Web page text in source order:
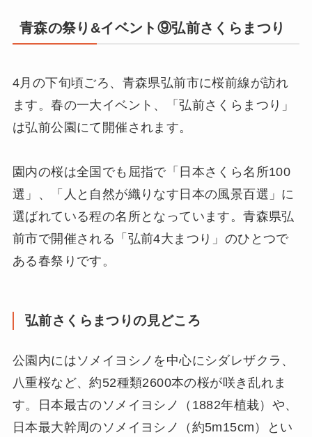
青森の祭り&イベント⑨弘前さくらまつり
4月の下旬頃ごろ、青森県弘前市に桜前線が訪れ
ます。春の一大イベント、「弘前さくらまつり」
は弘前公園にて開催されます。
園内の桜は全国でも屈指で「日本さくら名所100
選」、「人と自然が織りなす日本の風景百選」に
選ばれている程の名所となっています。青森県弘
前市で開催される「弘前4大まつり」のひとつで
ある春祭りです。
弘前さくらまつりの見どころ
公園内にはソメイヨシノを中心にシダレザクラ、
八重桜など、約52種類2600本の桜が咲き乱れま
す。日本最古のソメイヨシノ（1882年植栽）や、
日本最大幹周のソメイヨシノ（約5m15cm）とい